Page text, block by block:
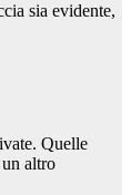
sia evidente,
Quelle
un altro